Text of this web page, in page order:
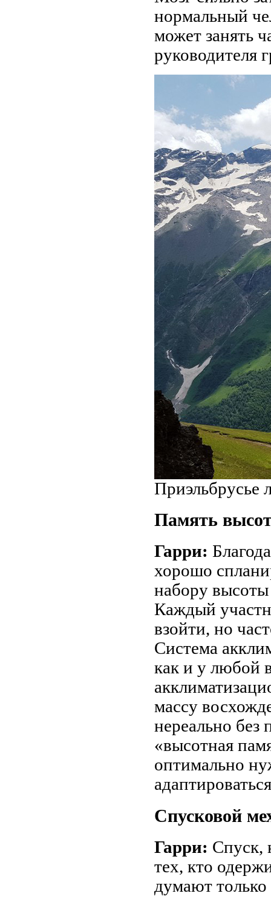
нормальный
может занять
руководителя
Приэльбрусье
Память
Гарри:
хорошо
набору
Каждый
взойти, но
Система
как и у любой
массу
нереально без
«высотная
оптимально
Спусковой
Гарри: Спуск,
тех, кто
думают